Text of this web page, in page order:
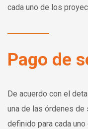
cada uno de los
Pago de
De acuerdo con el
una de las órdenes de
definido para cada